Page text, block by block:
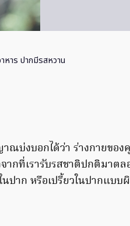
หาร ปากมีรสหวาน
ณบ่งบอกได้ว่า ร่างกายขอ
ากที่เรารับรสชาติปกติมาต
นปาก หรือเปรี้ยวในปากแบ